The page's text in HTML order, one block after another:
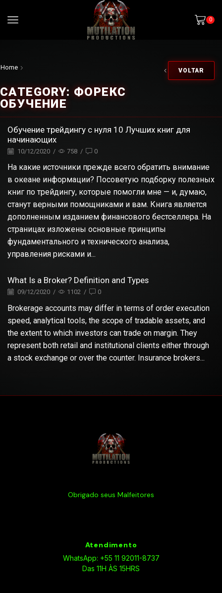
0
VOLTAR
Home
CATEGORY: ФОРЕКС
ОБУЧЕНИЕ
Обучение трейдингу с нуля 10 Лучших книг для
начинающих
10/12/2020 / 758 / 0
На какие источники прежде всего обратить внимание
в океане информации? Посоветую подборку полезных
книг по трейдингу, которые помогли мне — и, думаю,
станут верными помощниками и вам. Книга является
дополненным изданием финансового бестселлера. На
страницах изложены основные принципы
фундаментального и технического анализа,
управления рисками и...
What Is a Broker? Definition and Types
09/12/2020 / 1102 / 0
Brokerage accounts may differ in terms of order execution
speed, analytical tools, the scope of tradable assets, and
the extent to which investors can trade on margin. They
represent both retail and institutional clients either through
a stock exchange or over the counter. Insurance brokers...
Obrigado seus Malfeitores
Atendimento
WhatsApp: +55 11 92011-8737
Das 11H ÀS 15HRS